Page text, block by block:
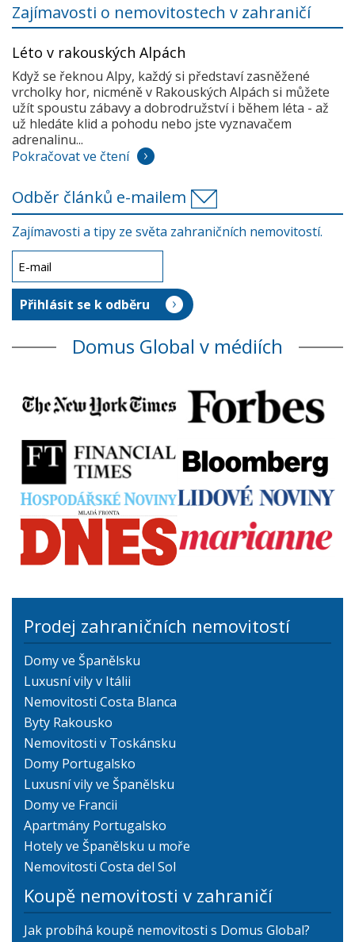
Zajímavosti o nemovitostech v zahraničí
Léto v rakouských Alpách
Když se řeknou Alpy, každý si představí zasněžené
vrcholky hor, nicméně v Rakouských Alpách si můžete
užít spoustu zábavy a dobrodružství i během léta - až
už hledáte klid a pohodu nebo jste vyznavačem
adrenalinu...
Pokračovat ve čtení
Odběr článků e-mailem
Zajímavosti a tipy ze světa zahraničních nemovitostí.
Domus Global v médiích
Prodej zahraničních nemovitostí
Domy ve Španělsku
Luxusní vily v Itálii
Nemovitosti Costa Blanca
Byty Rakousko
Nemovitosti v Toskánsku
Domy Portugalsko
Luxusní vily ve Španělsku
Domy ve Francii
Apartmány Portugalsko
Hotely ve Španělsku u moře
Nemovitosti Costa del Sol
Koupě nemovitosti v zahraničí
Jak probíhá koupě nemovitosti s Domus Global?